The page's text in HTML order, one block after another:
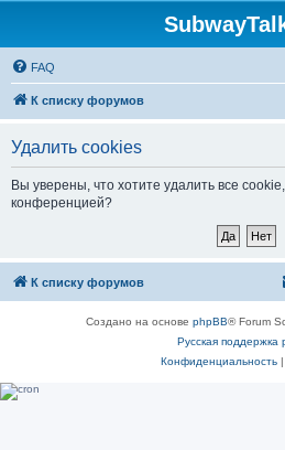
FAQ
К списку форумов
Удалить cookies
Вы уверены, что хотите удалить все
конференцией?
К списку форумов
Создано на основе phpBB® Forum
Русская поддержка
Конфиденциальность|